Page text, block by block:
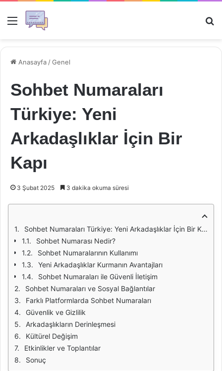
Menü
Anasayfa /Genel
Sohbet Numaraları
Türkiye: Yeni
Arkadaşlıklar İçin Bir
Kapı
3 Şubat 2025 3 dakika okuma süresi
Sohbet Numaraları Türkiye: Yeni Arkadaşlıklar İçin Bir Kapı
Sohbet Numarası Nedir?
Sohbet Numaralarının Kullanımı
Yeni Arkadaşlıklar Kurmanın Avantajları
Sohbet Numaraları ile Güvenli İletişim
Sohbet Numaraları ve Sosyal Bağlantılar
Farklı Platformlarda Sohbet Numaraları
Güvenlik ve Gizlilik
Arkadaşlıkların Derinleşmesi
Kültürel Değişim
Etkinlikler ve Toplantılar
Sonuç